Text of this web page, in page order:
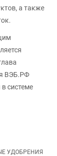
а также
ВЭБ.РФ
системе
УДОБРЕНИЯ